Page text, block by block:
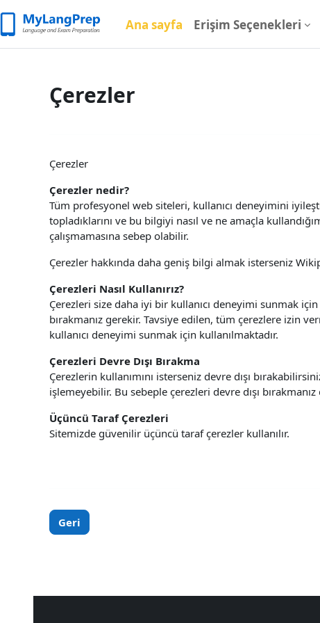
Ana sayfa Erişim Seçenekleri
Çerezler
Çerezler
Çerezler nedir?
Tüm profesyonel web siteleri, kullanıcı deneyimini
topladıklarını ve bu bilgiyi nasıl ve ne amaçla
çalışmamasına sebep olabilir.
Çerezler hakkında daha geniş bilgi almak isterseniz
Çerezleri Nasıl Kullanırız?
Çerezleri size daha iyi bir kullanıcı deneyimi sunmak
bırakmanız gerekir. Tavsiye edilen, tüm çerezlere izin
kullanıcı deneyimi sunmak için kullanılmaktadır.
Çerezleri Devre Dışı Bırakma
Çerezlerin kullanımını isterseniz devre dışı
işlemeyebilir. Bu sebeple çerezleri devre dışı
Üçüncü Taraf Çerezleri
Sitemizde güvenilir üçüncü taraf çerezler kullanılır.
Geri